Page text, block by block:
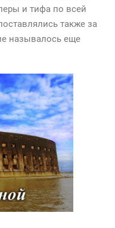
и тифа по всей
также за
называлось еще